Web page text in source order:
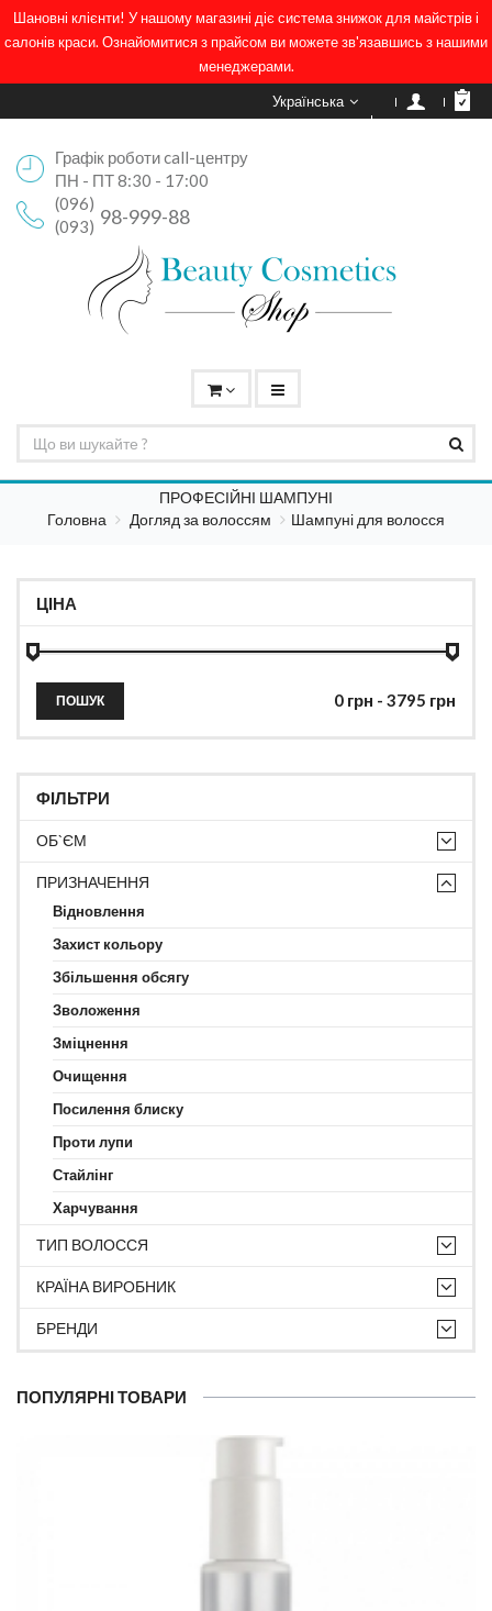
Шановні клієнти! У нашому магазині діє система знижок для майстрів і
салонів краси. Ознайомитися з прайсом ви можете зв'язавшись з нашими
менеджерами.
Українська
Графік роботи call-центру
ПН - ПТ 8:30 - 17:00
(096)
98-999-88
(093)
ПРОФЕСІЙНІ ШАМПУНІ
Головна
Догляд за волоссям Шампуні для волосся
ЦІНА
ПОШУК
ФІЛЬТРИ
ОБ`ЄМ
ПРИЗНАЧЕННЯ
Відновлення
Захист кольору
Збільшення обсягу
Зволоження
Зміцнення
Очищення
Посилення блиску
Проти лупи
Стайлінг
Харчування
ТИП ВОЛОССЯ
КРАЇНА ВИРОБНИК
БРЕНДИ
ПОПУЛЯРНІ ТОВАРИ